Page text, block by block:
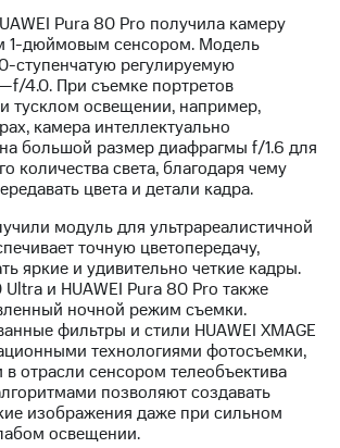
Pura 80 Pro получила камеру
1-дюймовым сенсором. Модель
ступенчатую регулируемую
4.0. При съемке портретов
тусклом освещении, например,
камера интеллектуально
большой размер диафрагмы f/1.6 для
количества света, благодаря чему
цвета и детали кадра.
модуль для ультрареалистичной
точную цветопередачу,
яркие и удивительно четкие кадры.
Ultra и HUAWEI Pura 80 Pro также
ночной режим съемки.
фильтры и стили HUAWEI XMAGE
технологиями фотосъемки,
отрасли сенсором телеобъектива
позволяют создавать
изображения даже при сильном
освещении.